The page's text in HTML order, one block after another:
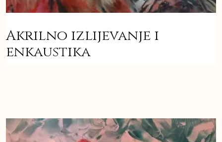
Akrilno izlijevanje i
enkaustika